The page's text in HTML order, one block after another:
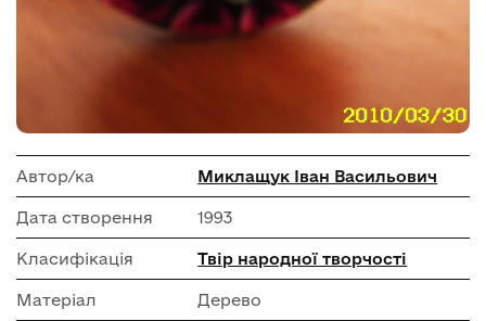
Автор/ка Миклащук Іван Васильович
Дата створення 1993
Класифікація Твір народної творчості
Матеріал Дерево